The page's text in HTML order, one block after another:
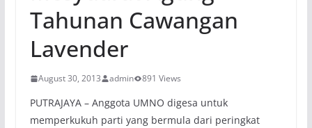
Tahunan Cawangan
Lavender
August 30, 2013 admin 891 Views
PUTRAJAYA – Anggota UMNO digesa untuk
memperkukuh parti yang bermula dari peringkat